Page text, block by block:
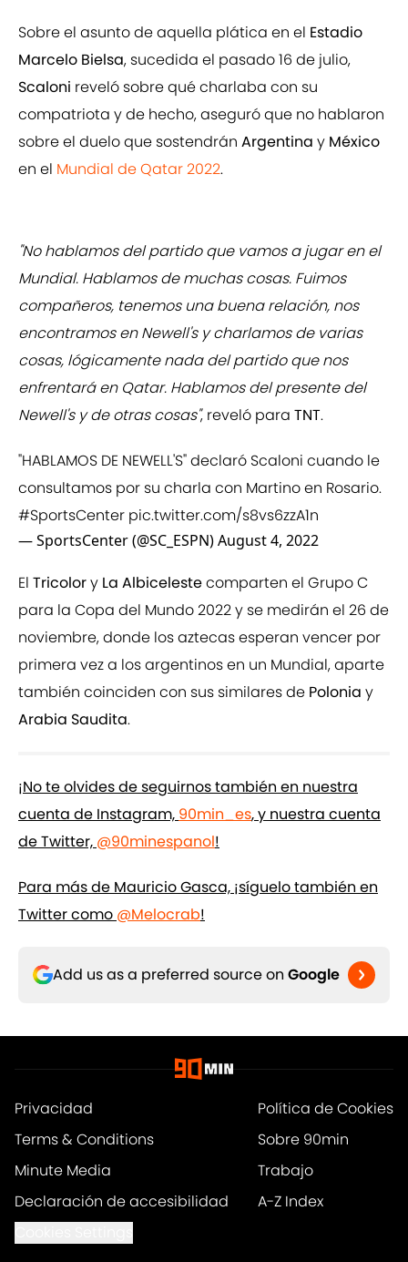
Sobre el asunto de aquella plática en el Estadio
Marcelo Bielsa, sucedida el pasado 16 de julio,
Scaloni reveló sobre qué charlaba con su
compatriota y de hecho, aseguró que no hablaron
sobre el duelo que sostendrán Argentina y México
en el Mundial de Qatar 2022.
"No hablamos del partido que vamos a jugar en el
Mundial. Hablamos de muchas cosas. Fuimos
compañeros, tenemos una buena relación, nos
encontramos en Newell's y charlamos de varias
cosas, lógicamente nada del partido que nos
enfrentará en Qatar. Hablamos del presente del
Newell's y de otras cosas", reveló para TNT.
"HABLAMOS DE NEWELL'S" declaró Scaloni cuando le
consultamos por su charla con Martino en Rosario.
#SportsCenter pic.twitter.com/s8vs6zzA1n
— SportsCenter (@SC_ESPN)August 4, 2022
El Tricolory La Albicelestecomparten el Grupo C
para la Copa del Mundo 2022 y se medirán el 26 de
noviembre, donde los aztecas esperan vencer por
primera vez a los argentinos en un Mundial, aparte
también coinciden con sus similares de Polonia y
Arabia Saudita.
¡No te olvides de seguirnos también en nuestra
cuenta de Instagram, 90min_es, y nuestra cuenta
de Twitter, @90minespanol!
Para más de Mauricio Gasca, ¡síguelo también en
Twitter como @Melocrab!
Add us as a preferred source on Google
Privacidad
Política de Cookies
Terms & Conditions
Sobre 90min
Minute Media
Trabajo
Declaración de accesibilidad
A-Z Index